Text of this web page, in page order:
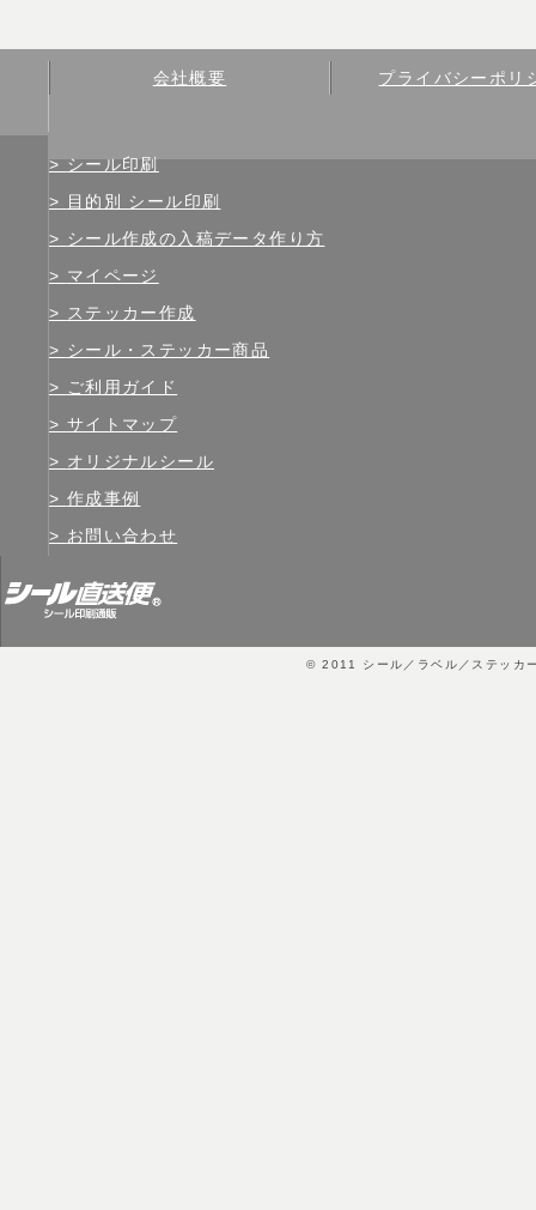
会社概要 プライバシーポリ
シール印刷
目的別 シール印刷
シール作成の入稿データ作り方
マイページ
ステッカー作成
シール・ステッカー商品
ご利用ガイド
サイトマップ
オリジナルシール
作成事例
お問い合わせ
© 2011 シール／ラベル／ステッカ